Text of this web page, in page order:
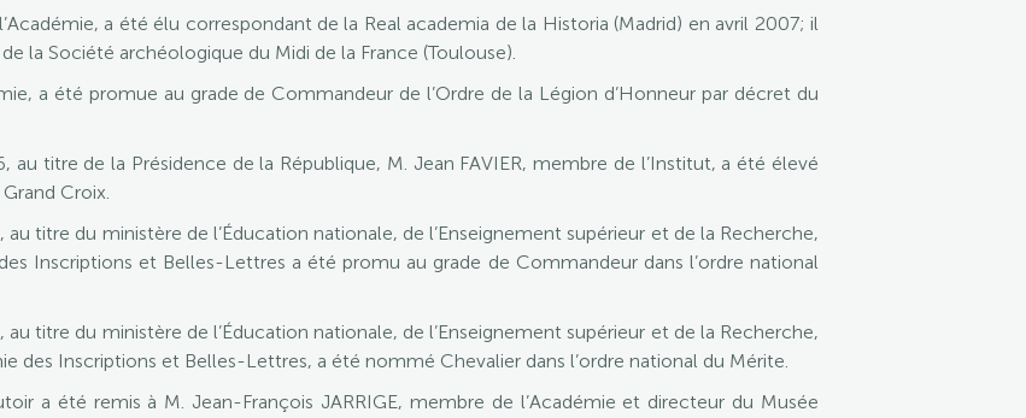
a été élu correspondant de la Real academia de la Historia (Madrid) en avril 2007; il
la Société archéologique du Midi de la France (Toulouse).
a été promue au grade de Commandeur de l’Ordre de la Légion d’Honneur par décret du
titre de la Présidence de la République, M. Jean FAVIER, membre de l’Institut, a été élevé
Croix.
titre du ministère de l’Éducation nationale, de l’Enseignement supérieur et de la Recherche,
Inscriptions et Belles-Lettres a été promu au grade de Commandeur dans l’ordre national
titre du ministère de l’Éducation nationale, de l’Enseignement supérieur et de la Recherche,
des Inscriptions et Belles-Lettres, a été nommé Chevalier dans l’ordre national du Mérite.
a été remis à M. Jean-François JARRIGE, membre de l’Académie et directeur du Musée